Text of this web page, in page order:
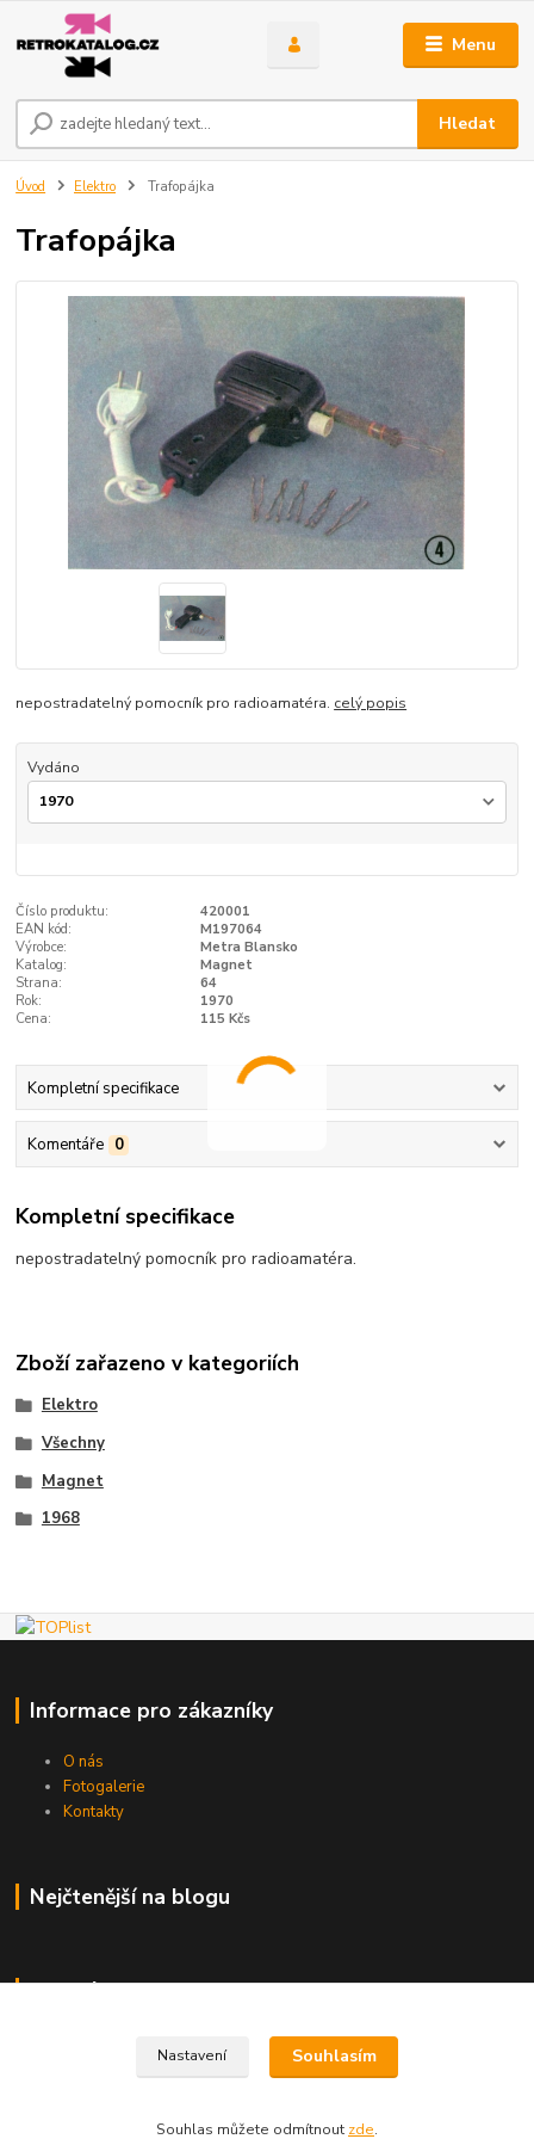
Menu
Hledat
Úvod Elektro Trafopájka
Trafopájka
nepostradatelný pomocník pro radioamatéra. celý popis
Vydáno
Číslo produktu:
420001
EAN kód:
M197064
Výrobce:
Metra Blansko
Katalog:
Magnet
Strana:
64
Rok:
1970
Cena:
115 Kčs
Kompletní specifikace
Komentáře 0
Kompletní specifikace
nepostradatelný pomocník pro radioamatéra.
Zboží zařazeno v kategoriích
Elektro
Všechny
Magnet
1968
Informace pro zákazníky
O nás
Fotogalerie
Kontakty
Nejčtenější na blogu
Kde nás najdete
Nastavení Souhlasím
Souhlas můžete odmítnout zde.